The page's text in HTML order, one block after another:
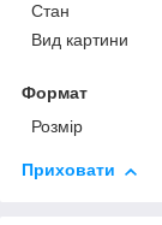
Стан
Вид картини
Формат
Розмір
Приховати